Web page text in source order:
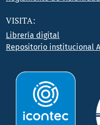
VISITA:
Librería digital
Repositorio institucional